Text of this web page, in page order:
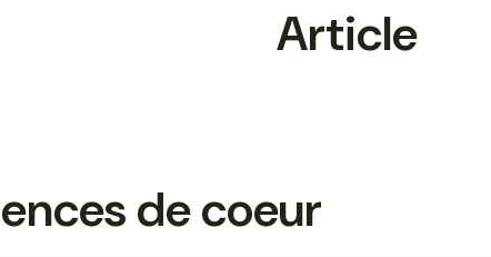
Article
de coeur